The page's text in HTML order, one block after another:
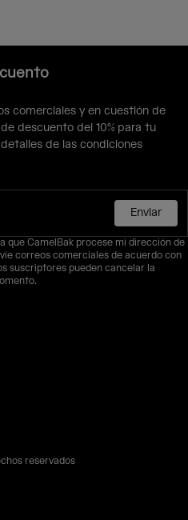
comerciales y en cuestión de
descuento del 10% para tu
de las condiciones
Enviar
que CamelBak procese mi dirección de
correos comerciales de acuerdo con
suscriptores pueden cancelar la
reservados